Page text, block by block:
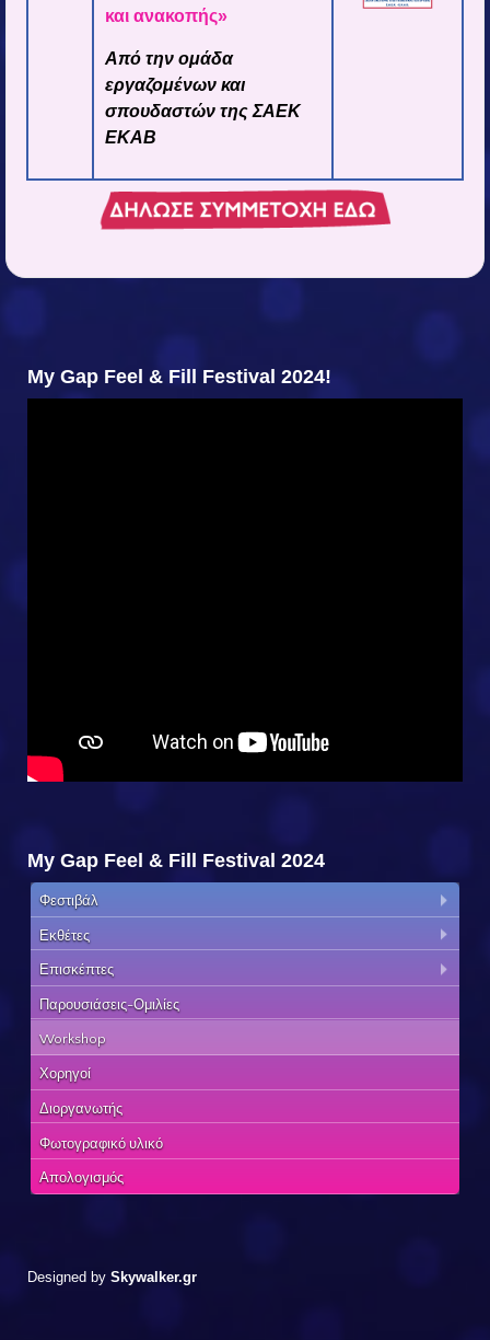
και ανακοπής»
Από την ομάδα
εργαζομένων και
σπουδαστών της ΣΑΕΚ
ΕΚΑΒ
My Gap Feel & Fill Festival 2024!
My Gap Feel & Fill Festival 2024
Φεστιβάλ
Εκθέτες
Επισκέπτες
Παρουσιάσεις-Ομιλίες
Workshop
Χορηγοί
Διοργανωτής
Φωτογραφικό υλικό
Απολογισμός
Designed by Skywalker.gr